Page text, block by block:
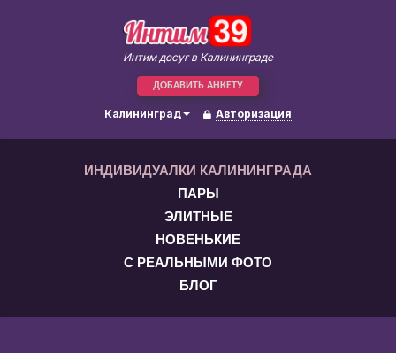
Интим досуг в Калининграде
ДОБАВИТЬ АНКЕТУ
Калининград Авторизация
ИНДИВИДУАЛКИ КАЛИНИНГРАДА
ПАРЫ
ЭЛИТНЫЕ
НОВЕНЬКИЕ
С РЕАЛЬНЫМИ ФОТО
БЛОГ